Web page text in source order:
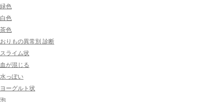
緑色
白色
茶色
おりもの異常別 診断
スライム状
血が混じる
水っぽい
ヨーグルト状
泡